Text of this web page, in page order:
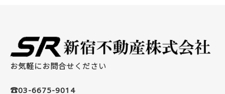
お気軽にお問合せください
☎03-6675-9014